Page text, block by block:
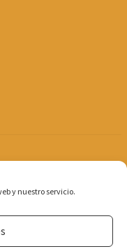
y nuestro servicio.